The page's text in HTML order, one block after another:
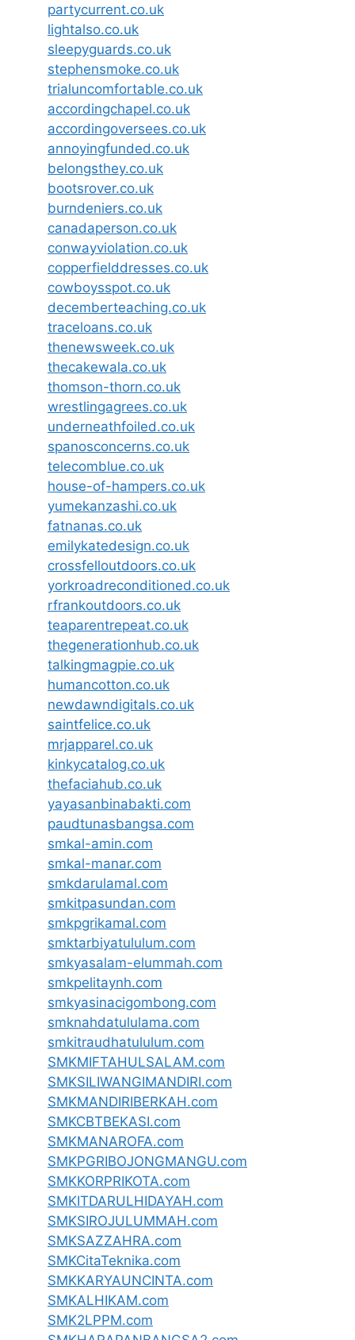
partycurrent.co.uk
lightalso.co.uk
sleepyguards.co.uk
stephensmoke.co.uk
trialuncomfortable.co.uk
accordingchapel.co.uk
accordingoversees.co.uk
annoyingfunded.co.uk
belongsthey.co.uk
bootsrover.co.uk
burndeniers.co.uk
canadaperson.co.uk
conwayviolation.co.uk
copperfielddresses.co.uk
cowboysspot.co.uk
decemberteaching.co.uk
traceloans.co.uk
thenewsweek.co.uk
thecakewala.co.uk
thomson-thorn.co.uk
wrestlingagrees.co.uk
underneathfoiled.co.uk
spanosconcerns.co.uk
telecomblue.co.uk
house-of-hampers.co.uk
yumekanzashi.co.uk
fatnanas.co.uk
emilykatedesign.co.uk
crossfelloutdoors.co.uk
yorkroadreconditioned.co.uk
rfrankoutdoors.co.uk
teaparentrepeat.co.uk
thegenerationhub.co.uk
talkingmagpie.co.uk
humancotton.co.uk
newdawndigitals.co.uk
saintfelice.co.uk
mrjapparel.co.uk
kinkycatalog.co.uk
thefaciahub.co.uk
yayasanbinabakti.com
paudtunasbangsa.com
smkal-amin.com
smkal-manar.com
smkdarulamal.com
smkitpasundan.com
smkpgrikamal.com
smktarbiyatululum.com
smkyasalam-elummah.com
smkpelitaynh.com
smkyasinacigombong.com
smknahdatululama.com
smkitraudhatululum.com
SMKMIFTAHULSALAM.com
SMKSILIWANGIMANDIRI.com
SMKMANDIRIBERKAH.com
SMKCBTBEKASI.com
SMKMANAROFA.com
SMKPGRIBOJONGMANGU.com
SMKKORPRIKOTA.com
SMKITDARULHIDAYAH.com
SMKSIROJULUMMAH.com
SMKSAZZAHRA.com
SMKCitaTeknika.com
SMKKARYAUNCINTA.com
SMKALHIKAM.com
SMK2LPPM.com